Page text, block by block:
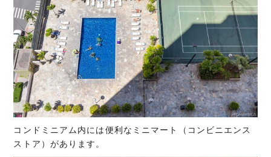
コンドミニアム内には便利なミニマート（コンビニエンス
ストア）があります。